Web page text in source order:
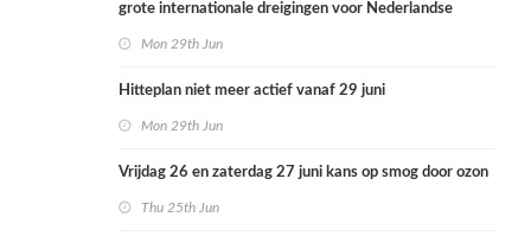
grote internationale dreigingen voor Nederlandse
Mon 29th Jun
Hitteplan niet meer actief vanaf 29 juni
Mon 29th Jun
Vrijdag 26 en zaterdag 27 juni kans op smog door ozon
Thu 25th Jun